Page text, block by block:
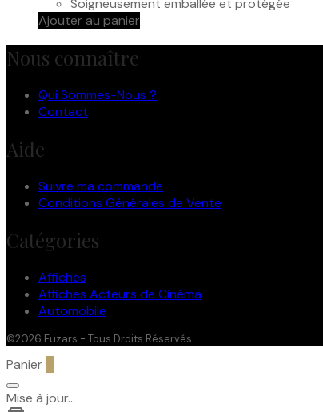
Soigneusement emballée et protégée
Ajouter au panier
Nous connaître
Qui Sommes-Nous ?
Contact
Aide
Suivre ma commande
Conditions Générales de Vente
Catégories
Affiches
Affiches Acteurs de Cinéma
Automobile
©2026 Fuzars - Tous Droits Réservés
Panier
Mise à jour…